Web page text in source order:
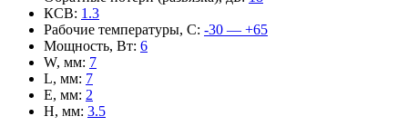
КСВ: 1.3
Рабочие температуры, С: -30 — +65
Мощность, Вт: 6
W, мм: 7
L, мм: 7
E, мм: 2
H, мм: 3.5